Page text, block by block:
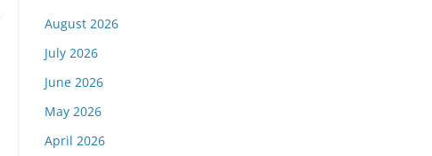
August 2026
July 2026
June 2026
May 2026
April 2026